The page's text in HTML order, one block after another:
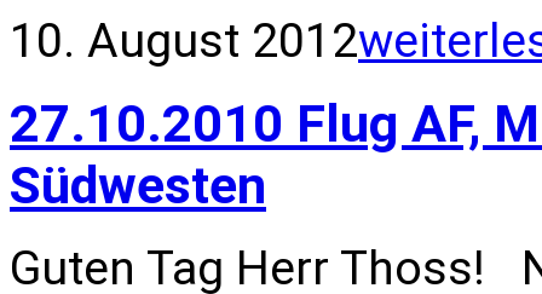
10. August 2012
27.10.2010 Flug AF,
Südwesten
Guten Tag Herr Thoss!